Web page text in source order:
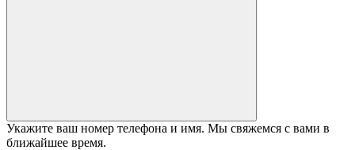
Укажите ваш номер телефона и имя. Мы свяжемся с вами в
ближайшее время.